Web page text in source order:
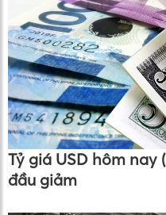
Tỷ giá USD hôm nay
đầu giảm